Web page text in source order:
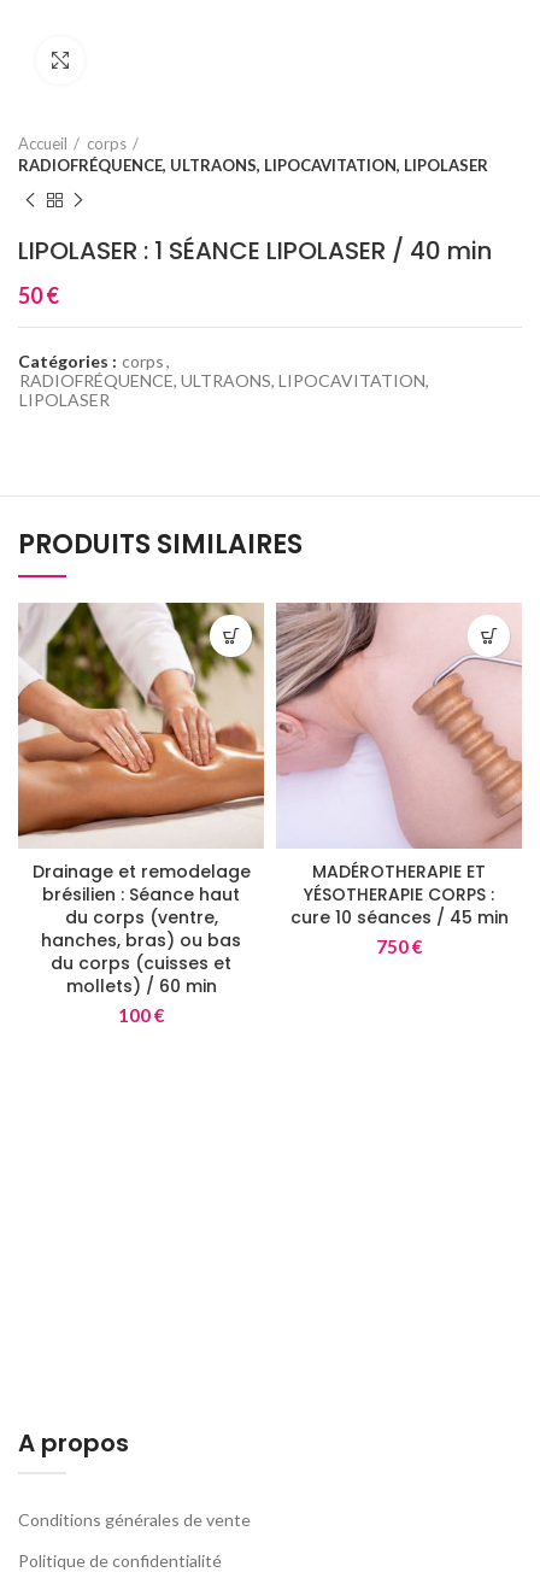
Accueil
corps
RADIOFRÉQUENCE, ULTRAONS, LIPOCAVITATION, LIPOLASER
LIPOLASER : 1 SÉANCE LIPOLASER / 40 min
50€
Catégories : corps,
RADIOFRÉQUENCE, ULTRAONS, LIPOCAVITATION,
LIPOLASER
PRODUITS SIMILAIRES
Drainage et remodelage
brésilien : Séance haut
du corps (ventre,
hanches, bras) ou bas
du corps (cuisses et
mollets) / 60 min
100€
MADÉROTHERAPIE ET
YÉSOTHERAPIE CORPS :
cure 10 séances / 45 min
750€
A propos
Conditions générales de vente
Politique de confidentialité